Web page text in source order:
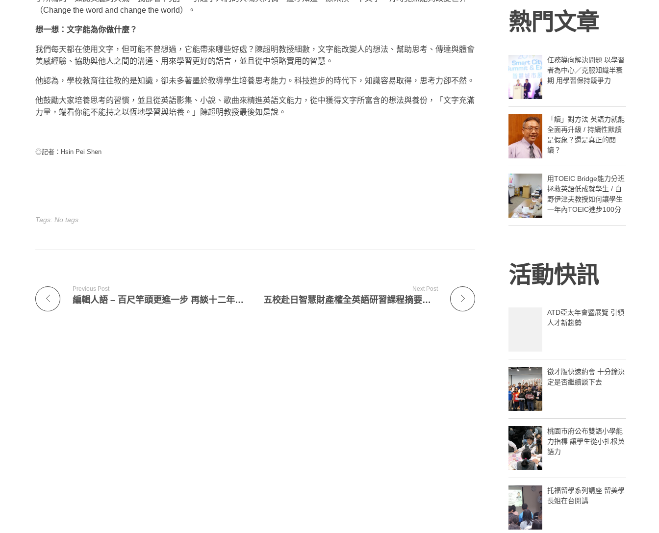
（Change the word and change the world）。
想一想：文字能為你做什麼？
我們每天都在使用文字，但可能不曾想過，它能帶來哪些好處？陳超明教授細數，文字能改變人的想法、幫助思考、傳達與體會
美感經驗、協助與他人之間的溝通、用來學習更好的語言，並且從中領略實用的智慧。
他認為，學校教育往往教的是知識，卻未多著墨於教導學生培養思考能力。科技進步的時代下，知識容易取得，思考力卻不然。
他鼓勵大家培養思考的習慣，並且從英語影集、小說、歌曲來精進英語文能力，從中獲得文字所富含的想法與養份，「文字充滿
力量，端看你能不能持之以恆地學習與培養。」陳超明教授最後如是說。
◎記者：Hsin Pei Shen
Tags: No tags
Previous Post
編輯人語 – 百尺竿頭更進一步 再談十二年國教英語教育
Next Post
五校赴日智慧財產權全英語研習課程摘要報導 – 2014年法律英語國際盛會 台灣各大學收穫豐碩
熱門文章
任務導向解決問題 以學習
者為中心／克服知識半衰
期 用學習保持競爭力
「讀」對方法 英語力就能
全面再升級 / 持續性默讀
是假象？還是真正的閱
讀？
用TOEIC Bridge能力分班
拯救英語低成就學生 / 白
野伊津夫教授如何讓學生
一年內TOEIC進步100分
活動快訊
ATD亞太年會暨展覽 引領
人才新趨勢
徵才版快速約會 十分鐘決
定是否繼續談下去
桃園市府公布雙語小學能
力指標 讓學生從小扎根英
語力
托福留學系列講座 留美學
長姐在台開講